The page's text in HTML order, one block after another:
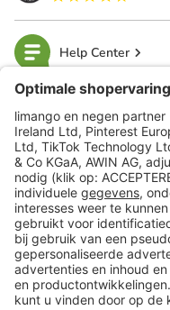
Help Center
limango
Veilig winkelen
Klantenservice
Shop
Acties